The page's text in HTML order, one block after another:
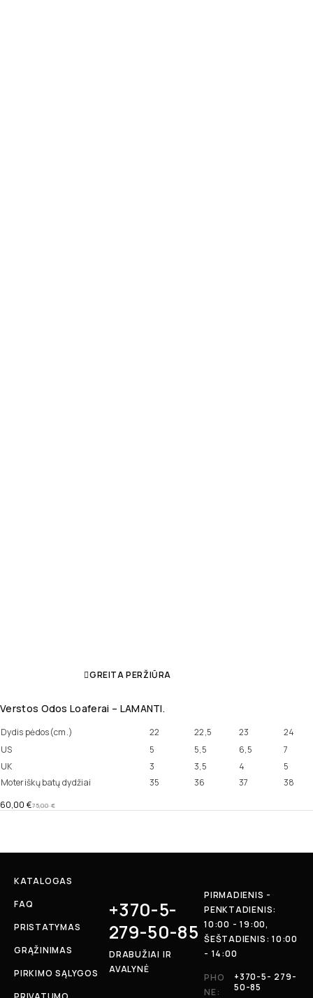
GREITA PERŽIŪRA
Verstos Odos Loaferai – LAMANTI.
Dydis pėdos(cm.) 22 22,5 23
24
US
5 5,5 6,5
7
UK
3 3,5 4
5
Moteriškų batų dydžiai
35 36 37 38
75,00€
60,00 €
KATALOGAS
FAQ
PRISTATYMAS
GRĄŽINIMAS
PIRKIMO SĄLYGOS
+370-5-
279-50-85
DRABUŽIAI IR
AVALYNĖ
PIRMADIENIS -
PENKTADIENIS:
10:00 - 19:00,
ŠEŠTADIENIS: 10:00
- 14:00
PHO
NE:
+370-5- 279-
50-85